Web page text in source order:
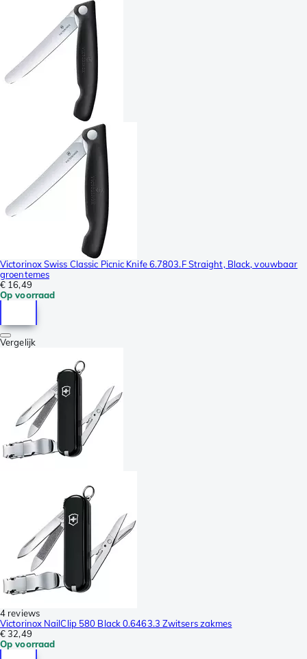
Victorinox Swiss Classic Picnic Knife 6.7803.F Straight, Black, vouwbaar
groentemes
€ 16,49
Op voorraad
Vergelijk
4 reviews
Victorinox NailClip 580 Black 0.6463.3 Zwitsers zakmes
€ 32,49
Op voorraad